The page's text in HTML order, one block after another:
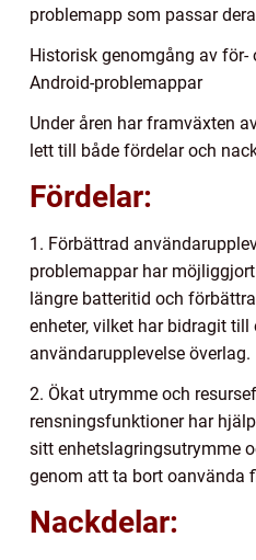
problemapp som passar
Historisk genomgång av för-
Android-problemappar
Under åren har framväxten
lett till både fördelar och
Fördelar:
1. Förbättrad
problemappar har
längre batteritid och
enheter, vilket har bidragit till
användarupplevelse överlag.
2. Ökat utrymme och
rensningsfunktioner har
sitt enhetslagringsutrymme
genom att ta bort oanvända
Nackdelar: